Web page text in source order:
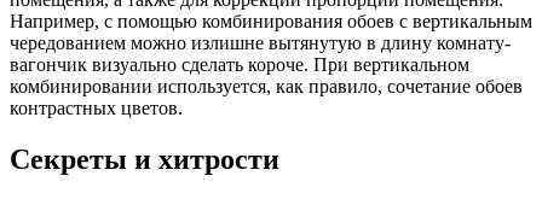
Например, с помощью комбинирования обоев с вертикальным
чередованием можно излишне вытянутую в длину комнату-
вагончик визуально сделать короче. При вертикальном
комбинировании используется, как правило, сочетание обоев
контрастных цветов.
Секреты и хитрости